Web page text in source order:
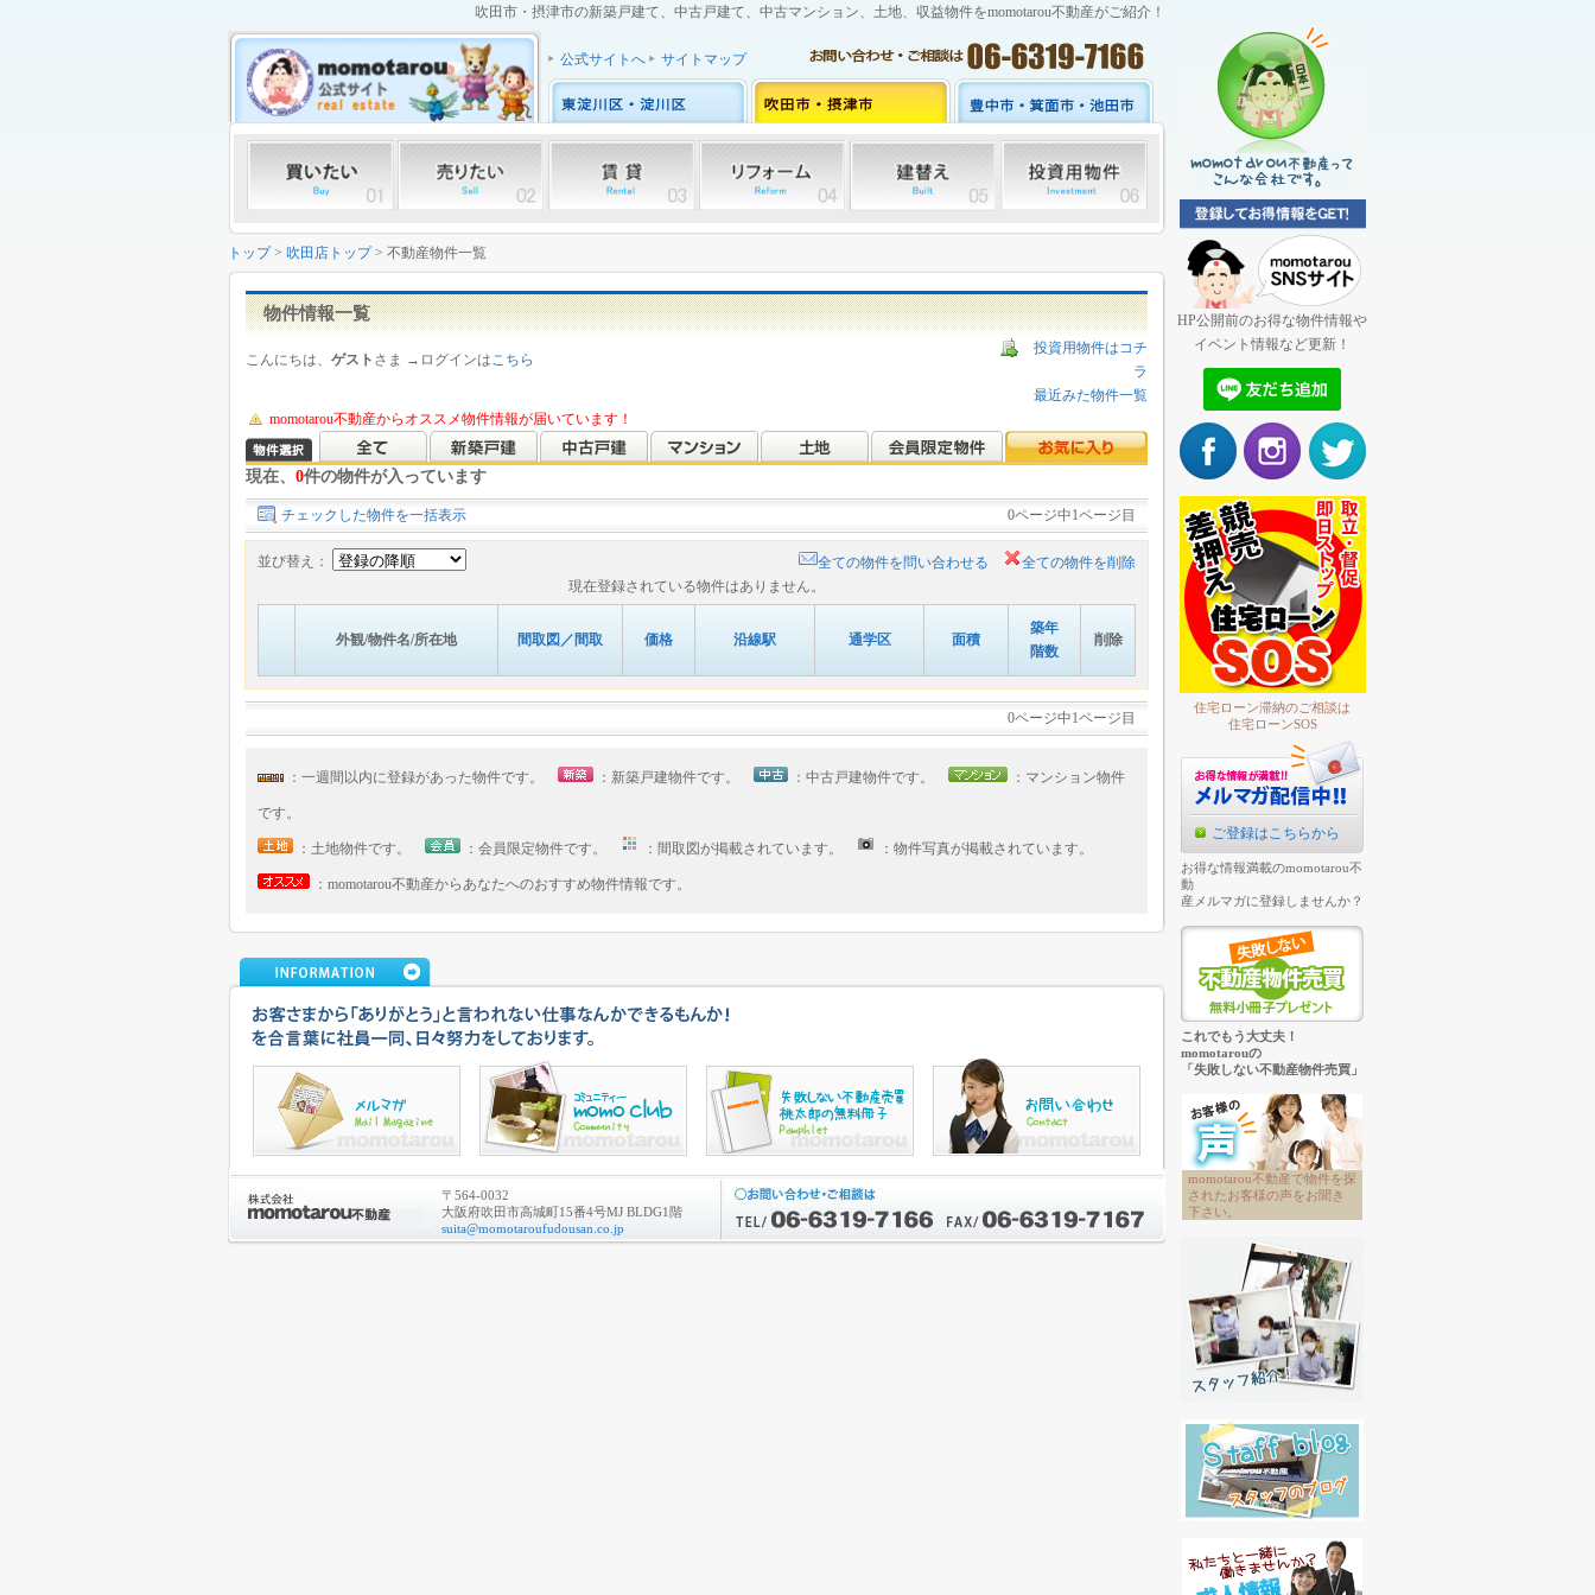
吹田市・摂津市の新築戸建て、中古戸建て、中古マンション、土地、収益物件をmomotarou不動産がご紹介！
公式サイトへ サイトマップ
トップ> 吹田店トップ> 不動産物件一覧
物件情報一覧
こんにちは、 ゲスト さま →ログインはこちら
投資用物件はコチ
ラ
最近みた物件一覧
momotarou不動産からオススメ物件情報が届いています！
現在、 0件の物件が入っています
チェックした物件を一括表示 0ページ中1ページ目
並び替え： 全ての物件を問い合わせる
全ての物件を削除
現在登録されている物件はありません。
外観/物件名/所在地 間取図／間取 価格 沿線駅 通学区 面積
築年
階数
削除
0ページ中1ページ目
：一週間以内に登録があった物件です。 ：新築戸建物件です。 ：中古戸建物件です。 ：マンション物件
です。
：土地物件です。 ：会員限定物件です。 ：間取図が掲載されています。 ：物件写真が掲載されています。
：momotarou不動産からあなたへのおすすめ物件情報です。
〒564-0032
大阪府吹田市高城町15番4号MJ BLDG1階
suita@momotaroufudousan.co.jp
HP公開前のお得な物件情報や
イベント情報など更新！
住宅ローン滞納のご相談は
住宅ローンSOS
ご登録はこちらから
お得な情報満載のmomotarou不
動
産メルマガに登録しませんか？
これでもう大丈夫！
momotarouの
「失敗しない不動産物件売買」
momotarou不動産で物件を探
されたお客様の声をお聞き
下さい。